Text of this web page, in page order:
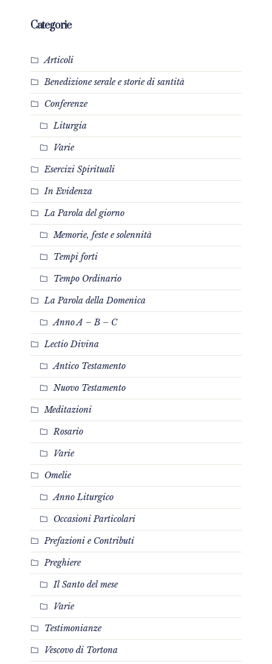
Categorie
Articoli
Benedizione serale e storie di santità
Conferenze
Liturgia
Varie
Esercizi Spirituali
In Evidenza
La Parola del giorno
Memorie, feste e solennità
Tempi forti
Tempo Ordinario
La Parola della Domenica
Anno A – B – C
Lectio Divina
Antico Testamento
Nuovo Testamento
Meditazioni
Rosario
Varie
Omelie
Anno Liturgico
Occasioni Particolari
Prefazioni e Contributi
Preghiere
Il Santo del mese
Varie
Testimonianze
Vescovo di Tortona